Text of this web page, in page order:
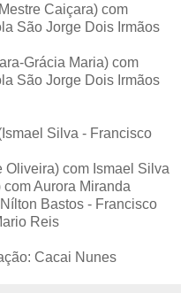
Caiçara) com
São Jorge Dois Irmãos
Grácia Maria) com
São Jorge Dois Irmãos
Silva - Francisco
Oliveira) com Ismael Silva
com Aurora Miranda
Bastos - Francisco
Reis
Cacai Nunes